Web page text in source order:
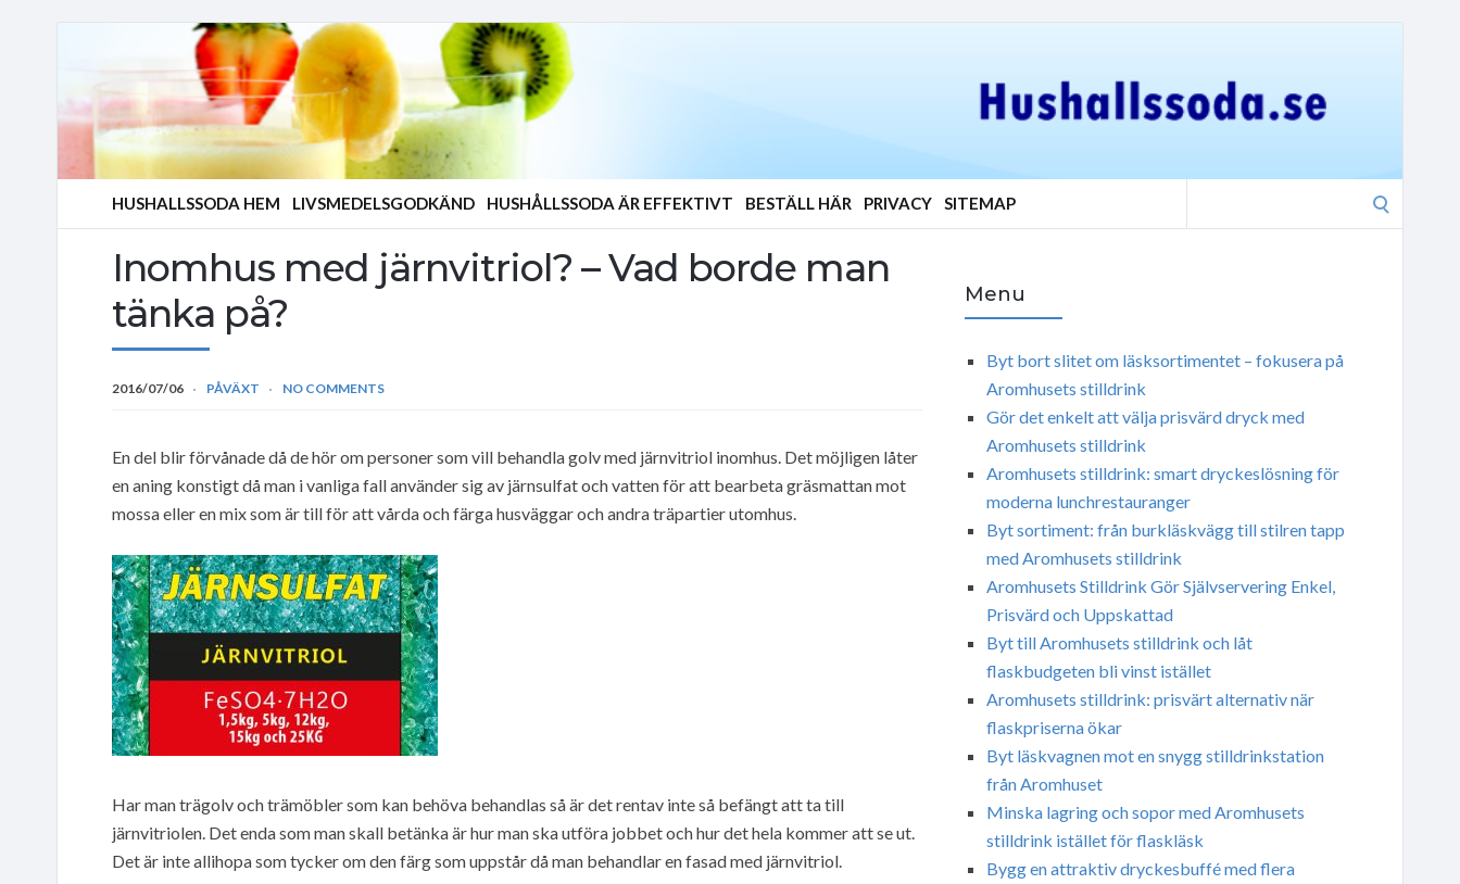
HUSHALLSSODA HEM LIVSMEDELSGODKÄND HUSHÅLLSSODA ÄR EFFEKTIVT BESTÄLL HÄR PRIVACY SITEMAP
Inomhus med järnvitriol? – Vad borde man
tänka på?
2016/07/06 PÅVÄXT NO COMMENTS
En del blir förvånade då de hör om personer som vill behandla golv med järnvitriol inomhus. Det möjligen låter
en aning konstigt då man i vanliga fall använder sig av järnsulfat och vatten för att bearbeta gräsmattan mot
mossa eller en mix som är till för att vårda och färga husväggar och andra träpartier utomhus.
Har man trägolv och trämöbler som kan behöva behandlas så är det rentav inte så befängt att ta till
järnvitriolen. Det enda som man skall betänka är hur man ska utföra jobbet och hur det hela kommer att se ut.
Det är inte allihopa som tycker om den färg som uppstår då man behandlar en fasad med järnvitriol.
Menu
Byt bort slitet om läsksortimentet – fokusera på
Aromhusets stilldrink
Gör det enkelt att välja prisvärd dryck med
Aromhusets stilldrink
Aromhusets stilldrink: smart dryckeslösning för
moderna lunchrestauranger
Byt sortiment: från burkläskvägg till stilren tapp
med Aromhusets stilldrink
Aromhusets Stilldrink Gör Självservering Enkel,
Prisvärd och Uppskattad
Byt till Aromhusets stilldrink och låt
flaskbudgeten bli vinst istället
Aromhusets stilldrink: prisvärt alternativ när
flaskpriserna ökar
Byt läskvagnen mot en snygg stilldrinkstation
från Aromhuset
Minska lagring och sopor med Aromhusets
stilldrink istället för flaskläsk
Bygg en attraktiv dryckesbuffé med flera